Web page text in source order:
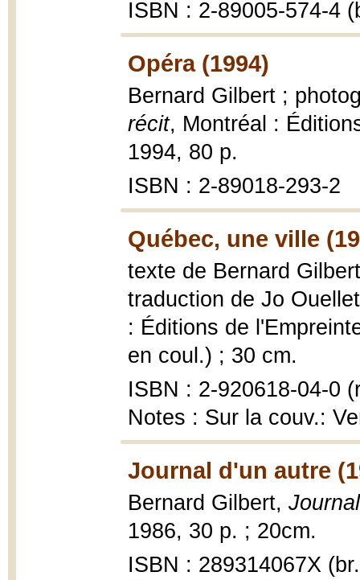
ISBN : 2-89005-574-4
Opéra (1994)
Bernard Gilbert ;
récit, Montréal :
1994, 80 p.
ISBN : 2-89018-293-2
Québec, une ville
texte de Bernard
traduction de Jo
: Éditions de
en coul.) ; 30 cm.
ISBN : 2-920618-04-0
Notes : Sur la couv.:
Journal d'un autre
Bernard Gilbert,
1986, 30 p. ; 20cm.
ISBN : 289314067X